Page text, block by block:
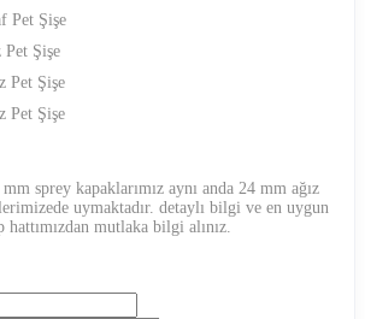
Pet Şişe
Şişe
Pet Şişe
Pet Şişe
sprey kapaklarımız aynı anda 24 mm ağız
uymaktadır. detaylı bilgi ve en uygun
mutlaka bilgi alınız.